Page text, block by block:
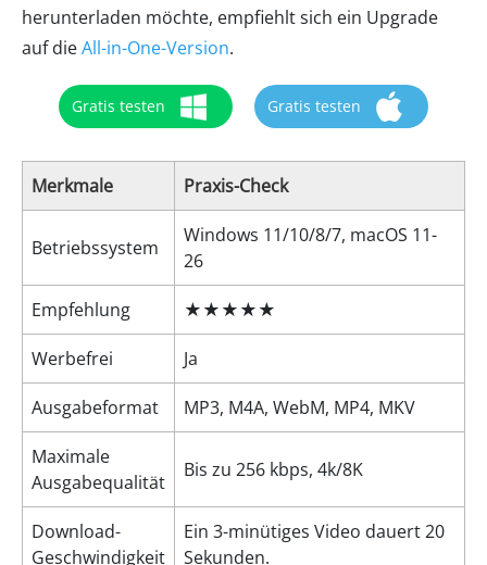
herunterladen möchte, empfiehlt sich ein Upgrade
auf dieAll-in-One-Version.
Gratis testen Gratis testen
Merkmale Praxis-Check
Betriebssystem
Windows 11/10/8/7, macOS 11-
26
Empfehlung ★★★★★
Werbefrei Ja
Ausgabeformat MP3, M4A, WebM, MP4, MKV
Maximale
Ausgabequalität
Bis zu 256 kbps, 4k/8K
Download-
Geschwindigkeit
Ein 3-minütiges Video dauert 20
Sekunden.